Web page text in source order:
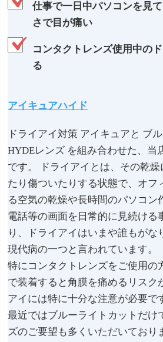
仕事で一日中パソコンを見
さで目が痛い
コンタクトレンズ使用中の
る
アイキュアハイド
ドライアイ対策 アイキュアと ブ
HYDEレンズ を組み合わせた、当
です。 ドライアイとは、その乾
たり傷ついたりする状態で、オフ
る空気の乾燥や長時間のパソコン
電話等の画面を日常的に見続ける
り、ドライアイはいまや誰もがな
現代病の一つと言われています。
特にコンタクトレンズをご使用の
で装着すると角膜を痛めるリスク
アイには特に十分な注意が必要で
最近ではブルーライトカットだけ
ズのご要望も多くいただいており